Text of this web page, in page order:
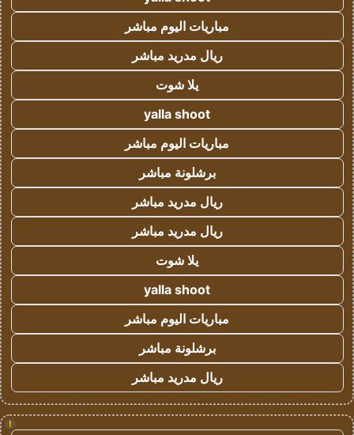
مباريات اليوم مباشر
ريال مدريد مباشر
يلا شوت
yalla shoot
مباريات اليوم مباشر
برشلونة مباشر
ريال مدريد مباشر
ريال مدريد مباشر
يلا شوت
yalla shoot
مباريات اليوم مباشر
برشلونة مباشر
ريال مدريد مباشر
!